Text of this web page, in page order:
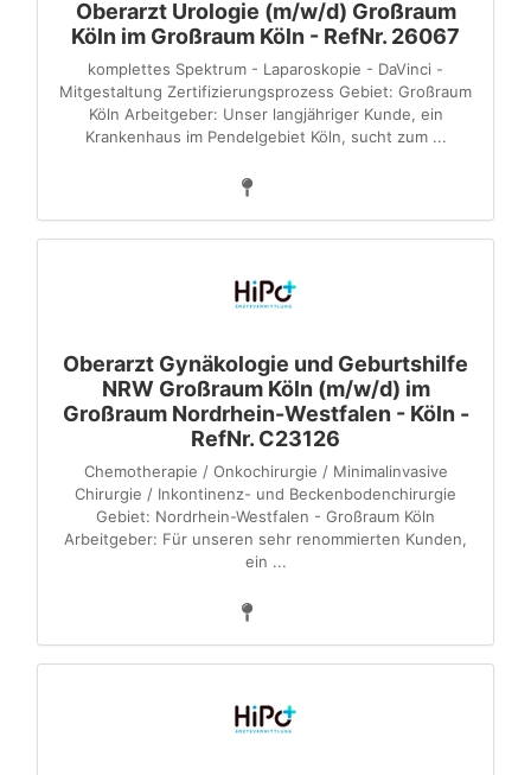
Oberarzt Urologie (m/w/d) Großraum
Köln im Großraum Köln - RefNr. 26067
komplettes Spektrum - Laparoskopie - DaVinci -
Mitgestaltung Zertifizierungsprozess Gebiet: Großraum
Köln Arbeitgeber: Unser langjähriger Kunde, ein
Krankenhaus im Pendelgebiet Köln, sucht zum ...
Oberarzt Gynäkologie und Geburtshilfe
NRW Großraum Köln (m/w/d) im
Großraum Nordrhein-Westfalen - Köln -
RefNr. C23126
Chemotherapie / Onkochirurgie / Minimalinvasive
Chirurgie / Inkontinenz- und Beckenbodenchirurgie
Gebiet: Nordrhein-Westfalen - Großraum Köln
Arbeitgeber: Für unseren sehr renommierten Kunden,
ein ...